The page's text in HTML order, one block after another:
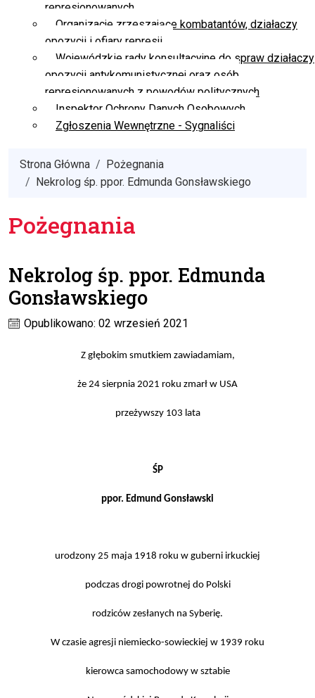
represjonowanych
Organizacje zrzeszające kombatantów, działaczy
opozycji i ofiary represji
Wojewódzkie rady konsultacyjne do spraw działaczy
opozycji antykomunistycznej oraz osób
represjonowanych z powodów politycznych
Inspektor Ochrony Danych Osobowych
Zgłoszenia Wewnętrzne - Sygnaliści
Strona Główna
Pożegnania
Nekrolog śp. ppor. Edmunda Gonsławskiego
Pożegnania
Nekrolog śp. ppor. Edmunda
Gonsławskiego
Opublikowano: 02 wrzesień 2021
Z głębokim smutkiem zawiadamiam,
że 24 sierpnia 2021 roku zmarł w USA
przeżywszy 103 lata
ŚP
ppor. Edmund Gonsławski
urodzony 25 maja 1918 roku w guberni irkuckiej
podczas drogi powrotnej do Polski
rodziców zesłanych na Syberię.
W czasie agresji niemiecko-sowieckiej w 1939 roku
kierowca samochodowy w sztabie